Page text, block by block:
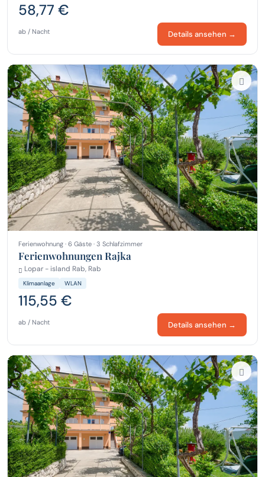
58,77 €
ab / Nacht Details ansehen →
Ferienwohnung · 6 Gäste · 3 Schlafzimmer
Ferienwohnungen Rajka
Lopar - island Rab, Rab
Klimaanlage WLAN
115,55 €
ab / Nacht Details ansehen →